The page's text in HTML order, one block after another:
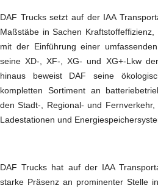
DAF Trucks setzt auf der IAA
Maßstäbe in Sachen
mit der Einführung einer
seine XD-, XF-, XG- und XG+-Lkw
hinaus beweist DAF seine
kompletten Sortiment an
den Stadt-, Regional- und
Ladestationen und
DAF Trucks hat auf der IAA
starke Präsenz an prominenter Stelle